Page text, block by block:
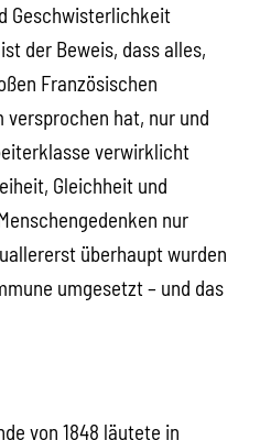
Geschwisterlichkeit
der Beweis, dass alles,
Französischen
hat, nur und
verwirklicht
Gleichheit und
nur
überhaupt wurden
umgesetzt – und das
von 1848 läutete in